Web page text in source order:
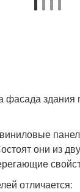
фасада здания
они из
отличается: